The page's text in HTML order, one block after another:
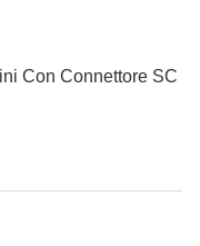
Con Connettore SC